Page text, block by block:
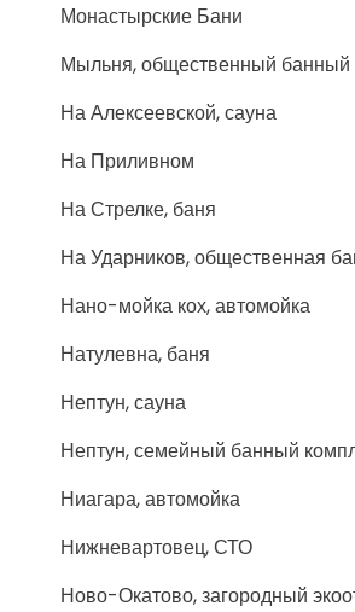
Монастырские Бани
Мыльня, общественный банный
На Алексеевской, сауна
На Приливном
На Стрелке, баня
На Ударников, общественная
Нано-мойка кох, автомойка
Натулевна, баня
Нептун, сауна
Нептун, семейный банный
Ниагара, автомойка
Нижневартовец, СТО
Ново-Окатово, загородный